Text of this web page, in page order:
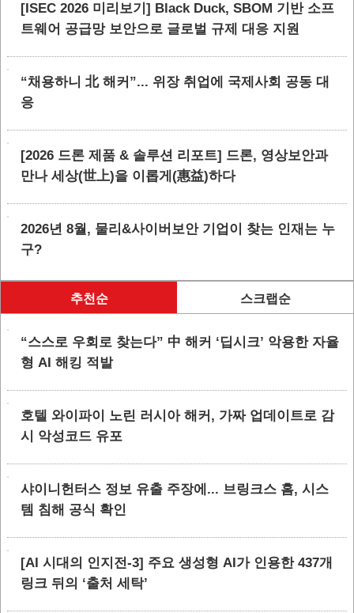
[ISEC 2026 미리보기] Black Duck, SBOM 기반 소프
트웨어 공급망 보안으로 글로벌 규제 대응 지원
“채용하니 北 해커”... 위장 취업에 국제사회 공동 대
응
[2026 드론 제품 & 솔루션 리포트] 드론, 영상보안과
만나 세상(世上)을 이롭게(惠益)하다
2026년 8월, 물리&사이버보안 기업이 찾는 인재는 누
구?
추천순 스크랩순
“스스로 우회로 찾는다” 中 해커 ‘딥시크’ 악용한 자율
형 AI 해킹 적발
호텔 와이파이 노린 러시아 해커, 가짜 업데이트로 감
시 악성코드 유포
샤이니헌터스 정보 유출 주장에... 브링크스 홈, 시스
템 침해 공식 확인
[AI 시대의 인지전-3] 주요 생성형 AI가 인용한 437개
링크 뒤의 ‘출처 세탁’